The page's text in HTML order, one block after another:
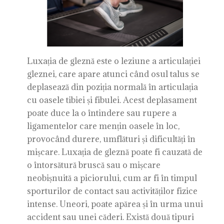
Luxația de gleznă este o leziune a articulației
gleznei, care apare atunci când osul talus se
deplasează din poziția normală în articulația
cu oasele tibiei și fibulei. Acest deplasament
poate duce la o întindere sau rupere a
ligamentelor care mențin oasele în loc,
provocând durere, umflături și dificultăți în
mișcare. Luxația de gleznă poate fi cauzată de
o întorsătură bruscă sau o mișcare
neobișnuită a piciorului, cum ar fi în timpul
sporturilor de contact sau activităților fizice
intense. Uneori, poate apărea și în urma unui
accident sau unei căderi. Există două tipuri